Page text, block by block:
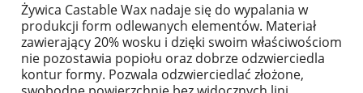
Żywica Castable Wax nadaje się do wypalania w
produkcji form odlewanych elementów. Materiał
zawierający 20% wosku i dzięki swoim właściwościom
nie pozostawia popiołu oraz dobrze odzwierciedla
kontur formy. Pozwala odzwierciedlać złożone,